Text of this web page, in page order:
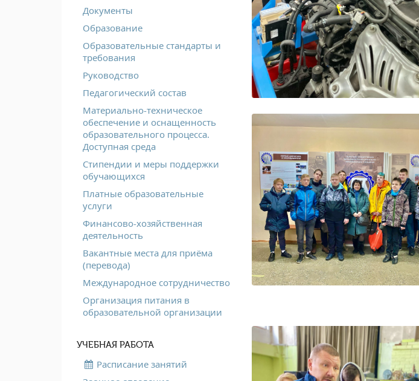
Документы
Образование
Образовательные стандарты и
требования
Руководство
Педагогический состав
Материально-техническое
обеспечение и оснащенность
образовательного процесса.
Доступная среда
Стипендии и меры поддержки
обучающихся
Платные образовательные
услуги
Финансово-хозяйственная
деятельность
Вакантные места для приёма
(перевода)
Международное сотрудничество
Организация питания в
образовательной организации
УЧЕБНАЯ РАБОТА
Расписание занятий